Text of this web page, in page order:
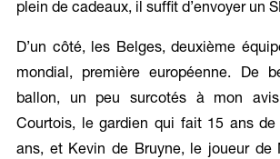
plein de cadeaux, il suffit d’envoyer un
D’un côté, les Belges, deuxième
mondial, première européenne. De
ballon, un peu surcotés à mon
Courtois, le gardien qui fait 15 ans
ans, et Kevin de Bruyne, le joueur de